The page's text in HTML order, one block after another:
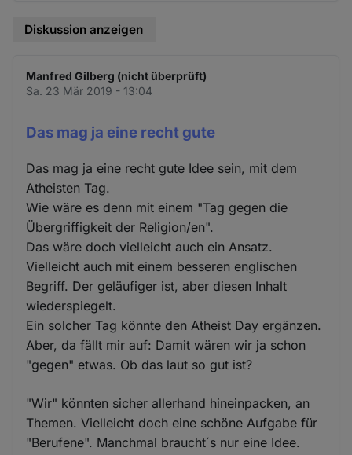
Diskussion anzeigen
Manfred Gilberg (nicht überprüft)
Sa. 23 Mär 2019 - 13:04
Das mag ja eine recht gute
Das mag ja eine recht gute Idee sein, mit dem
Atheisten Tag.
Wie wäre es denn mit einem "Tag gegen die
Übergriffigkeit der Religion/en".
Das wäre doch vielleicht auch ein Ansatz.
Vielleicht auch mit einem besseren englischen
Begriff. Der geläufiger ist, aber diesen Inhalt
wiederspiegelt.
Ein solcher Tag könnte den Atheist Day ergänzen.
Aber, da fällt mir auf: Damit wären wir ja schon
"gegen" etwas. Ob das laut so gut ist?
"Wir" könnten sicher allerhand hineinpacken, an
Themen. Vielleicht doch eine schöne Aufgabe für
"Berufene". Manchmal braucht´s nur eine Idee.